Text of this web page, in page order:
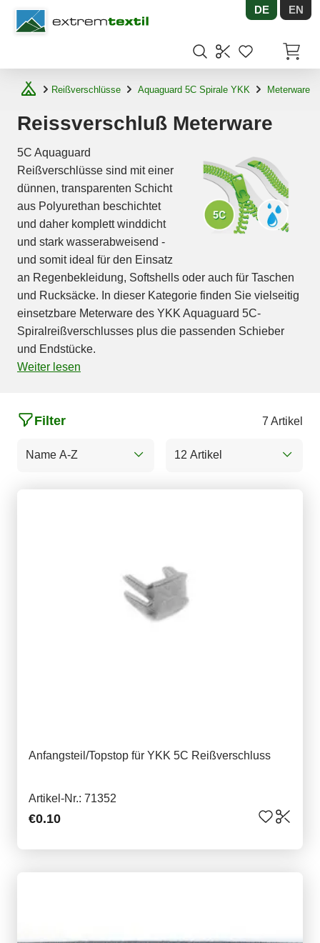
Shopware DE EN
Reißverschlüsse Aquaguard 5C Spirale YKK Meterware
Reissverschluß Meterware
5C Aquaguard
Reißverschlüsse sind mit einer
dünnen, transparenten Schicht
aus Polyurethan beschichtet
und daher komplett winddicht
und stark wasserabweisend -
und somit ideal für den Einsatz
an Regenbekleidung, Softshells oder auch für Taschen
und Rucksäcke. In dieser Kategorie finden Sie vielseitig
einsetzbare Meterware des YKK Aquaguard 5C-
Spiralreißverschlusses plus die passenden Schieber
und Endstücke.
Weiter lesen
Name A-Z
Filter 7 Artikel
12 Artikel
Anfangsteil/Topstop für YKK 5C Reißverschluss
Artikel-Nr.: 71352
€0.10